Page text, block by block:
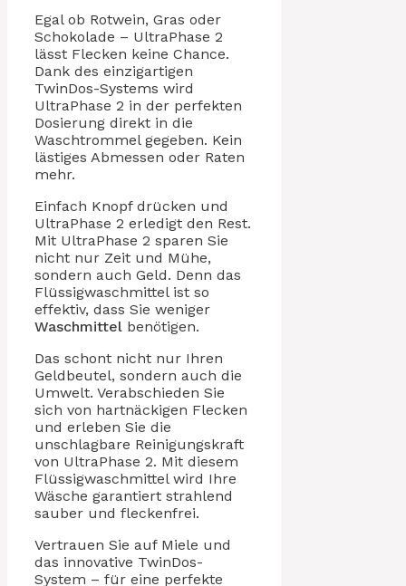
Egal ob Rotwein, Gras oder
Schokolade – UltraPhase 2
lässt Flecken keine Chance.
Dank des einzigartigen
TwinDos-Systems wird
UltraPhase 2 in der perfekten
Dosierung direkt in die
Waschtrommel gegeben. Kein
lästiges Abmessen oder Raten
mehr.
Einfach Knopf drücken und
UltraPhase 2 erledigt den Rest.
Mit UltraPhase 2 sparen Sie
nicht nur Zeit und Mühe,
sondern auch Geld. Denn das
Flüssigwaschmittel ist so
effektiv, dass Sie weniger
Waschmittel benötigen.
Das schont nicht nur Ihren
Geldbeutel, sondern auch die
Umwelt. Verabschieden Sie
sich von hartnäckigen Flecken
und erleben Sie die
unschlagbare Reinigungskraft
von UltraPhase 2. Mit diesem
Flüssigwaschmittel wird Ihre
Wäsche garantiert strahlend
sauber und fleckenfrei.
Vertrauen Sie auf Miele und
das innovative TwinDos-
System – für eine perfekte